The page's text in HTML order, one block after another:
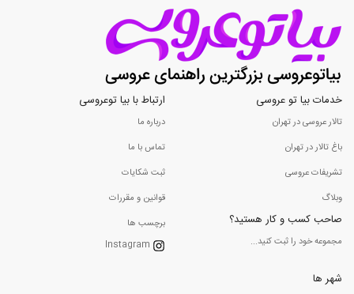
خدمات بیا تو عروسی
تالار عروسی در تهران
باغ تالار در تهران
تشریفات عروسی
وبلاگ
صاحب کسب و کار هستید؟
مجموعه خود را ثبت کنید...
ارتباط با بیا توعروسی
درباره ما
تماس با ما
ثبت شکایات
قوانین و مقررات
برچسب ها
Instagram
شهر ها